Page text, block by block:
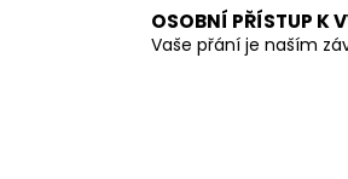
OSOBNÍ PŘÍSTUP K
Vaše přání je naším